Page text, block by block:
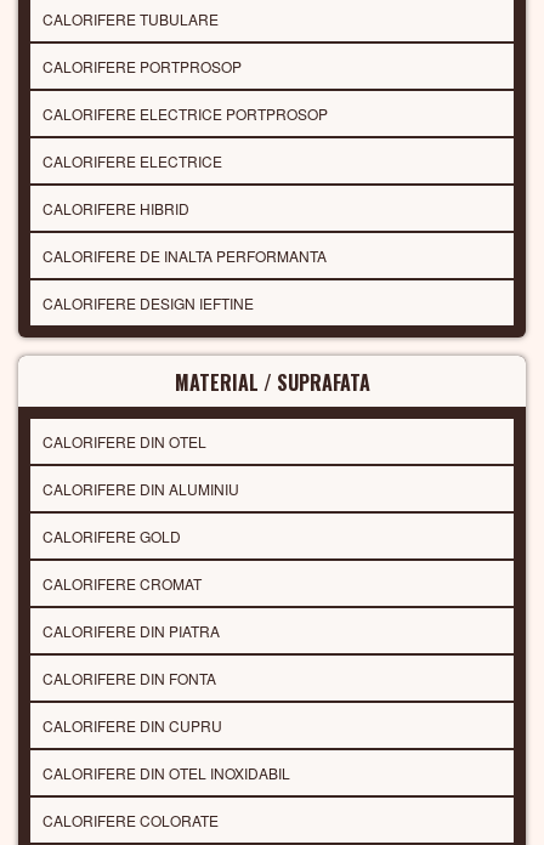
CALORIFERE TUBULARE
CALORIFERE PORTPROSOP
CALORIFERE ELECTRICE PORTPROSOP
CALORIFERE ELECTRICE
CALORIFERE HIBRID
CALORIFERE DE INALTA PERFORMANTA
CALORIFERE DESIGN IEFTINE
MATERIAL / SUPRAFATA
CALORIFERE DIN OTEL
CALORIFERE DIN ALUMINIU
CALORIFERE GOLD
CALORIFERE CROMAT
CALORIFERE DIN PIATRA
CALORIFERE DIN FONTA
CALORIFERE DIN CUPRU
CALORIFERE DIN OTEL INOXIDABIL
CALORIFERE COLORATE